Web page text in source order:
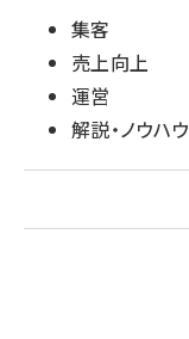
集客
売上向上
運営
解説・ノウハウ